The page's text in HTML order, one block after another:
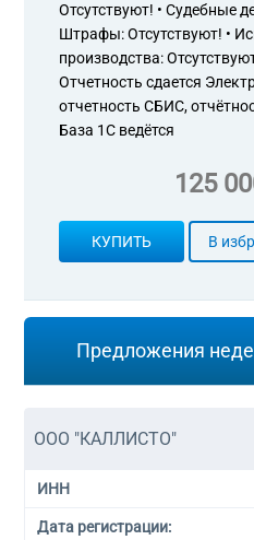
Отсутствуют! • Судебные
Штрафы: Отсутствуют! •
производства:
Отчетность сдается
отчетность СБИС,
База 1С ведётся
125
КУПИТЬ В
Предложения
ООО "КАЛЛИСТО"
ИНН
Дата регистрации: